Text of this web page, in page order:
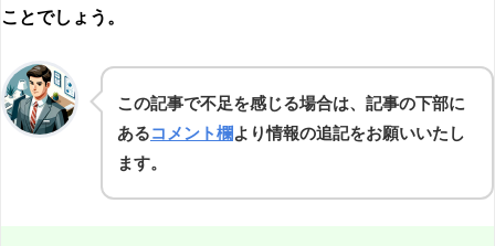
ことでしょう。
この記事で不足を感じる場合は、記事の下部に
あるコメント欄より情報の追記をお願いいたし
ます。